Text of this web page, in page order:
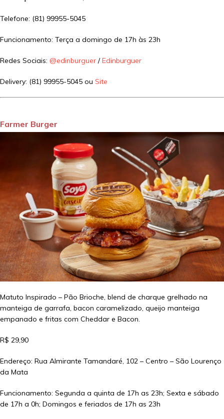
Telefone: (81) 99955-5045
Funcionamento: Terça a domingo de 17h às 23h
Redes Sociais: @edinburguer /Edinburguer
Delivery: (81) 99955-5045 ou Site
Farmer Burger
Matuto Inspirado – Pão Brioche, blend de charque grelhado na
manteiga de garrafa, bacon caramelizado, queijo manteiga
empanado e fritas com Cheddar e Bacon.
R$ 29,90
Endereço: Rua Almirante Tamandaré, 102 – Centro – São Lourenço
da Mata
Funcionamento: Segunda a quinta de 17h as 23h; Sexta e sábado
de 17h a 0h; Domingos e feriados de 17h as 23h